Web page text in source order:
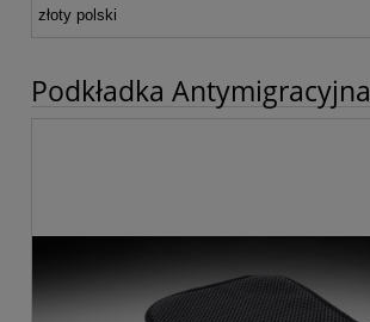
Podkładka Antymigracyjna